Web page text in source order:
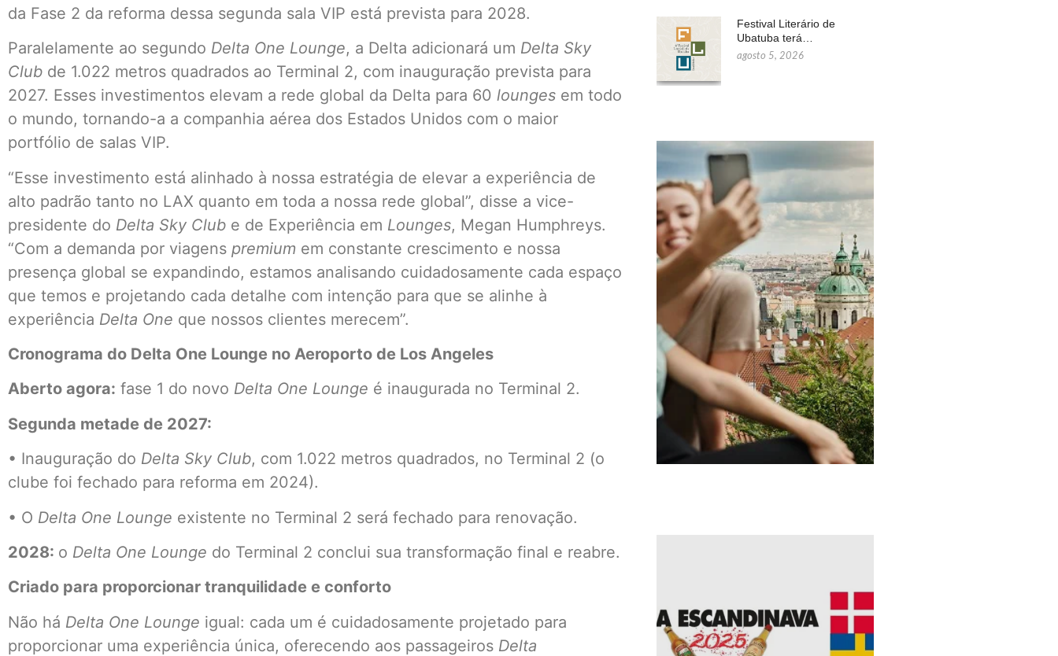
da Fase 2 da reforma dessa segunda sala VIP está prevista para 2028.
Paralelamente ao segundo Delta One Lounge, a Delta adicionará um Delta Sky
Club de 1.022 metros quadrados ao Terminal 2, com inauguração prevista para
2027. Esses investimentos elevam a rede global da Delta para 60 lounges em todo
o mundo, tornando-a a companhia aérea dos Estados Unidos com o maior
portfólio de salas VIP.
“Esse investimento está alinhado à nossa estratégia de elevar a experiência de
alto padrão tanto no LAX quanto em toda a nossa rede global”, disse a vice-
presidente do Delta Sky Club e de Experiência em Lounges, Megan Humphreys.
“Com a demanda por viagens premium em constante crescimento e nossa
presença global se expandindo, estamos analisando cuidadosamente cada espaço
que temos e projetando cada detalhe com intenção para que se alinhe à
experiência Delta One que nossos clientes merecem”.
Cronograma do Delta One Lounge no Aeroporto de Los Angeles
Aberto agora: fase 1 do novo Delta One Lounge é inaugurada no Terminal 2.
Segunda metade de 2027:
• Inauguração do Delta Sky Club, com 1.022 metros quadrados, no Terminal 2 (o
clube foi fechado para reforma em 2024).
• O Delta One Lounge existente no Terminal 2 será fechado para renovação.
2028: o Delta One Lounge do Terminal 2 conclui sua transformação final e reabre.
Criado para proporcionar tranquilidade e conforto
Não há Delta One Lounge igual: cada um é cuidadosamente projetado para
proporcionar uma experiência única, oferecendo aos passageiros Delta
Festival Literário de
Ubatuba terá…
agosto 5, 2026